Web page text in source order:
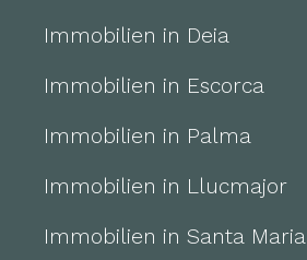
Immobilien in Deia
Immobilien in Escorca
Immobilien in Palma
Immobilien in Llucmajor
Immobilien in Santa Maria